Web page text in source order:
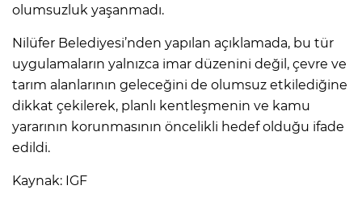
olumsuzluk yaşanmadı.
Nilüfer Belediyesi’nden yapılan açıklamada, bu tür
uygulamaların yalnızca imar düzenini değil, çevre ve
tarım alanlarının geleceğini de olumsuz etkilediğine
dikkat çekilerek, planlı kentleşmenin ve kamu
yararının korunmasının öncelikli hedef olduğu ifade
edildi.
Kaynak: IGF